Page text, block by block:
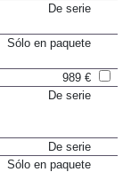
De serie
Sólo en paquete
989 €
De serie
De serie
Sólo en paquete